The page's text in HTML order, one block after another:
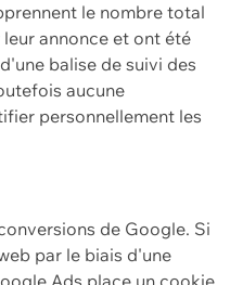
le nombre total
annonce et ont été
balise de suivi des
aucune
personnellement les
de Google. Si
par le biais d'une